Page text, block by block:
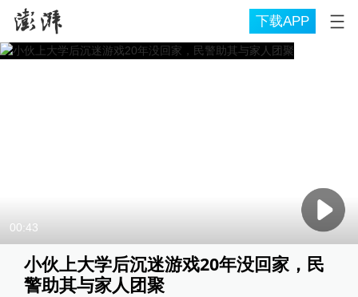
下载APP
00:43
小伙上大学后沉迷游戏20年没回家，民
警助其与家人团聚